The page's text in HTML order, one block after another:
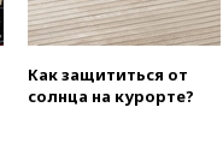
Как защититься от
солнца на курорте?